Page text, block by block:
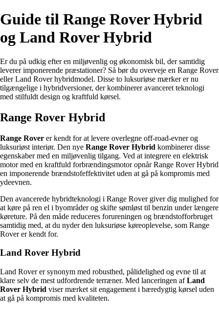
Guide til Range Rover Hybrid
og Land Rover Hybrid
Er du på udkig efter en miljøvenlig og økonomisk bil, der samtidig
leverer imponerende præstationer? Så bør du overveje en Range Rover
eller Land Rover hybridmodel. Disse to luksuriøse mærker er nu
tilgængelige i hybridversioner, der kombinerer avanceret teknologi
med stilfuldt design og kraftfuld kørsel.
Range Rover Hybrid
Range Rover er kendt for at levere overlegne off-road-evner og
luksuriøst interiør. Den nye Range Rover Hybrid kombinerer disse
egenskaber med en miljøvenlig tilgang. Ved at integrere en elektrisk
motor med en kraftfuld forbrændingsmotor opnår Range Rover Hybrid
en imponerende brændstofeffektivitet uden at gå på kompromis med
ydeevnen.
Den avancerede hybridteknologi i Range Rover giver dig mulighed for
at køre på ren el i byområder og skifte sømløst til benzin under længere
køreture. På den måde reduceres forureningen og brændstofforbruget
samtidig med, at du nyder den luksuriøse køreoplevelse, som Range
Rover er kendt for.
Land Rover Hybrid
Land Rover er synonym med robusthed, pålidelighed og evne til at
klare selv de mest udfordrende terræner. Med lanceringen afLand
Rover Hybrid viser mærket sit engagement i bæredygtig kørsel uden
at gå på kompromis med kvaliteten.